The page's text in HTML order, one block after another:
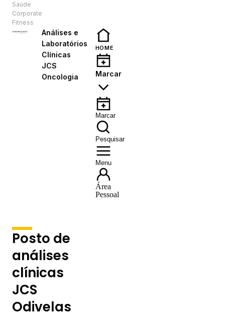
Saúde
Corporate
Fitness
Análises e
Laboratórios
Clínicas
JCS
Oncologia
HOME
Marcar
Marcar
Pesquisar
Menu
Área
Pessoal
Posto de
análises
clínicas
JCS
Odivelas